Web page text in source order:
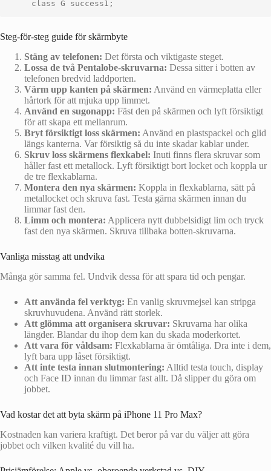
Steg-för-steg guide för skärmbyte
Stäng av telefonen: Det första och viktigaste steget.
Lossa de två Pentalobe-skruvarna: Dessa sitter i botten av
telefonen bredvid laddporten.
Värm upp kanten på skärmen: Använd en värmeplatta eller
hårtork för att mjuka upp limmet.
Använd en sugonapp: Fäst den på skärmen och lyft försiktigt
för att skapa ett mellanrum.
Bryt försiktigt loss skärmen: Använd en plastspackel och glid
längs kanterna. Var försiktig så du inte skadar kablar under.
Skruv loss skärmens flexkabel: Inuti finns flera skruvar som
håller fast ett metallock. Lyft försiktigt bort locket och koppla ur
de tre flexkablarna.
Montera den nya skärmen: Koppla in flexkablarna, sätt på
metallocket och skruva fast. Testa gärna skärmen innan du
limmar fast den.
Limm och montera: Applicera nytt dubbelsidigt lim och tryck
fast den nya skärmen. Skruva tillbaka botten-skruvarna.
Vanliga misstag att undvika
Många gör samma fel. Undvik dessa för att spara tid och pengar.
Att använda fel verktyg: En vanlig skruvmejsel kan stripga
skruvhuvudena. Använd rätt storlek.
Att glömma att organisera skruvar: Skruvarna har olika
längder. Blandar du ihop dem kan du skada moderkortet.
Att vara för våldsam: Flexkablarna är ömtåliga. Dra inte i dem,
lyft bara upp låset försiktigt.
Att inte testa innan slutmontering: Alltid testa touch, display
och Face ID innan du limmar fast allt. Då slipper du göra om
jobbet.
Vad kostar det att byta skärm på iPhone 11 Pro Max?
Kostnaden kan variera kraftigt. Det beror på var du väljer att göra
jobbet och vilken kvalité du vill ha.